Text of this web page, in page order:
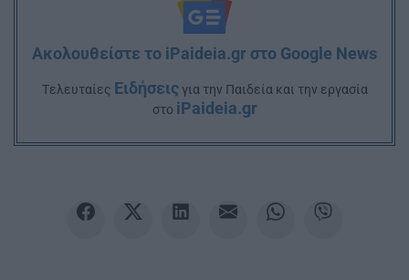
Ακολουθείστε το iPaideia.gr στο Google News
Tελευταίες Ειδήσειςγια την Παιδεία και την εργασία
στο iPaideia.gr